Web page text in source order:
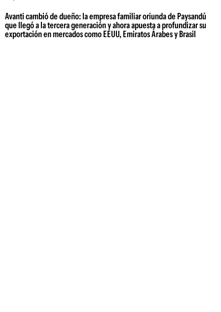
Avanti cambió de dueño: la empresa familiar oriunda de Paysandú
que llegó a la tercera generación y ahora apuesta a profundizar su
exportación en mercados como EEUU, Emiratos Árabes y Brasil